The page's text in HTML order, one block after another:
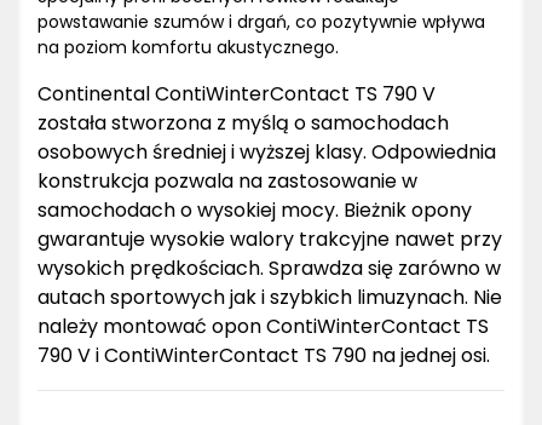
powstawanie szumów i drgań, co pozytywnie wpływa
na poziom komfortu akustycznego.
Continental ContiWinterContact TS 790 V
została stworzona z myślą o samochodach
osobowych średniej i wyższej klasy. Odpowiednia
konstrukcja pozwala na zastosowanie w
samochodach o wysokiej mocy. Bieżnik opony
gwarantuje wysokie walory trakcyjne nawet przy
wysokich prędkościach. Sprawdza się zarówno w
autach sportowych jak i szybkich limuzynach. Nie
należy montować opon ContiWinterContact TS
790 V i ContiWinterContact TS 790 na jednej osi.